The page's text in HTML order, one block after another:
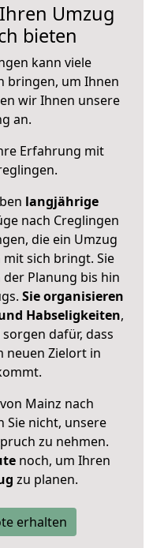
Umzug
bieten
kann viele
bringen, um Ihnen
wir Ihnen unsere
an.
Erfahrung mit
.
langjährige
nach Creglingen
die ein Umzug
sich bringt. Sie
Planung bis hin
Sie organisieren
Habseligkeiten,
dafür, dass
neuen Zielort in
Mainz nach
Sie nicht, unsere
zu nehmen.
noch, um Ihren
zu planen.
erhalten